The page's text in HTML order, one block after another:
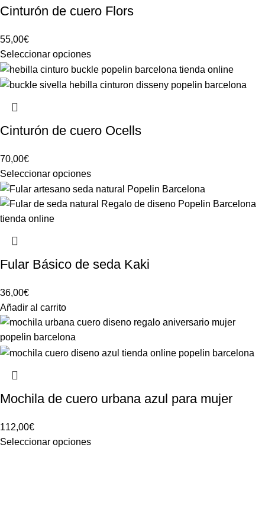
Cinturón de cuero Flors
55,00€
Seleccionar opciones
Cinturón de cuero Ocells
70,00€
Seleccionar opciones
Fular Básico de seda Kaki
36,00€
Añadir al carrito
Mochila de cuero urbana azul para mujer
112,00€
Seleccionar opciones